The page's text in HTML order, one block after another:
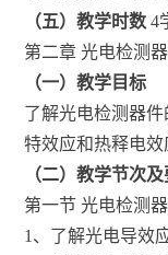
（五）教学时数4
第二章 光电检测
（一）教学目标
了解光电检测器
特效应和热释电效
（二）教学节次
第一节 光电检测
1、了解光电导效